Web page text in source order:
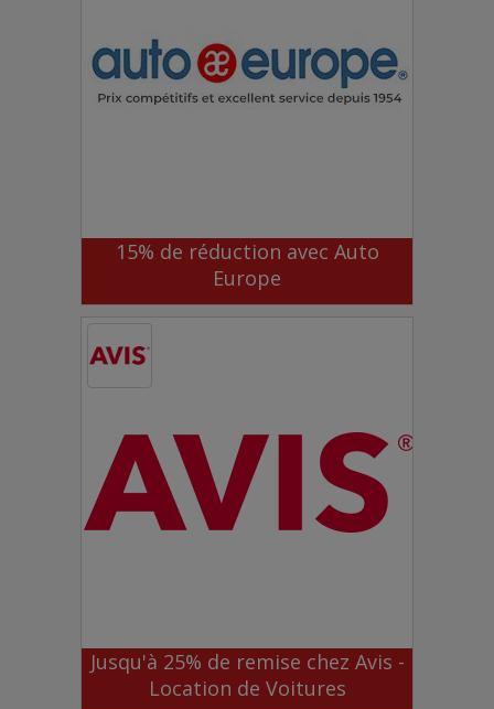
15% de réduction avec Auto
Europe
Jusqu'à 25% de remise chez Avis -
Location de Voitures